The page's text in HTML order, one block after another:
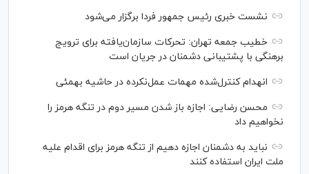
نشست خبری رئیس‌ جمهور فردا برگزار می‌شود
خطیب جمعه تهران: تحرکات سازمان‌یافته برای ترویج
برهنگی با پشتیبانی دشمنان در جریان است
انهدام کنترل‌شده مهمات عمل‌نکرده در حاشیه بهمئی
محسن رضایی: اجازه باز شدن مسیر دوم در تنگه هرمز را
نخواهیم داد
نباید به دشمنان اجازه دهیم از تنگه هرمز برای اقدام علیه
ملت ایران استفاده کنند